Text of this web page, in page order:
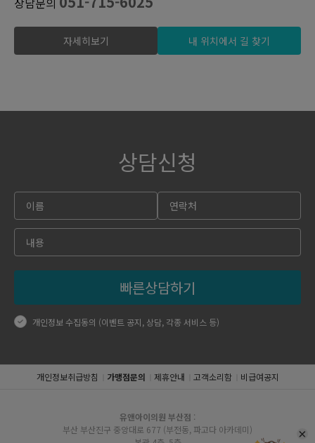
자세히보기 내 위치에서 길 찾기
상담신청
빠른상담하기
개인정보 수집동의 (이벤트 공지, 상담, 각종 서비스 등)
개인정보취급방침 가맹점문의 제휴안내 고객소리함 비급여공지
유앤아이의원 부산점 :
부산 부산진구 중앙대로 677 (부전동, 파고다 아카데미)